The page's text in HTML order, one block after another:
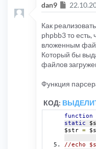
dan9
Как
phpbb3 то есть,
вложенным
Который бы
файлов
Функция
КОД:
function
static
$str = $s
//echo